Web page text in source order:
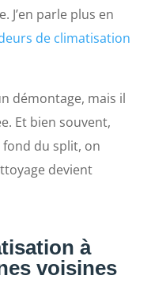
J’en parle plus en
de climatisation
démontage, mais il
Et bien souvent,
du split, on
devient
à
voisines